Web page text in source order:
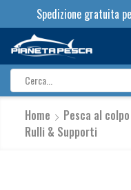
Spedizione gratuita
Home Pesca al
Rulli & Supporti